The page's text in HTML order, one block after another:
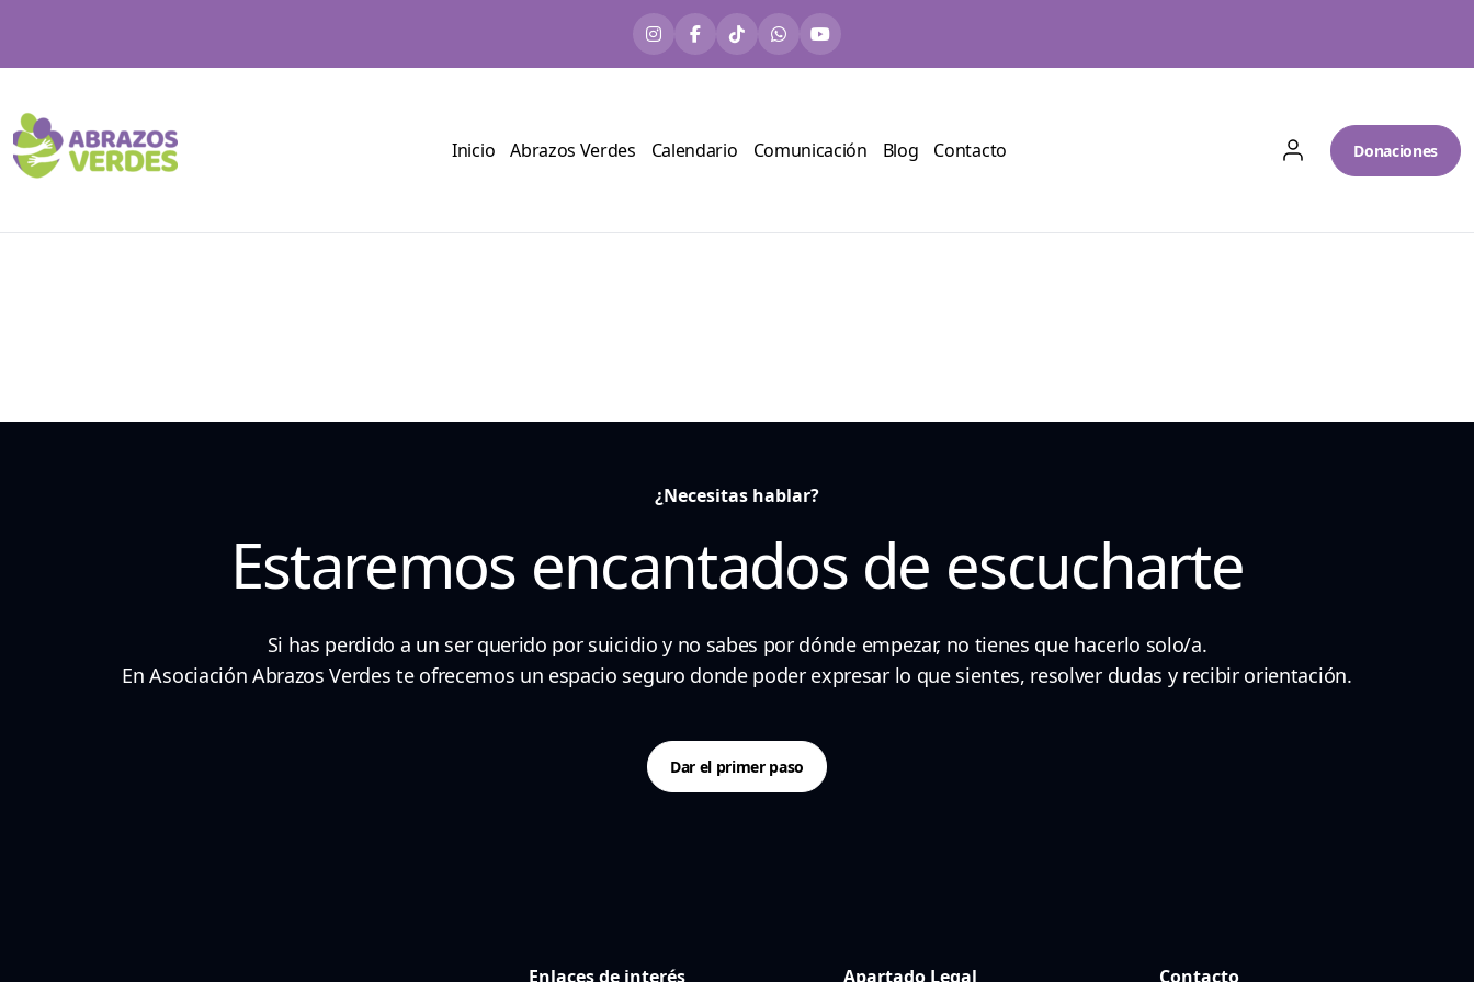
Inicio Abrazos Verdes Calendario Comunicación Blog Contacto Donaciones
¿Necesitas hablar?
Estaremos encantados de escucharte
Si has perdido a un ser querido por suicidio y no sabes por dónde empezar, no tienes que hacerlo solo/a.
En Asociación Abrazos Verdes te ofrecemos un espacio seguro donde poder expresar lo que sientes, resolver dudas y recibir orientación.
Dar el primer paso
Enlaces de interés Apartado Legal Contacto